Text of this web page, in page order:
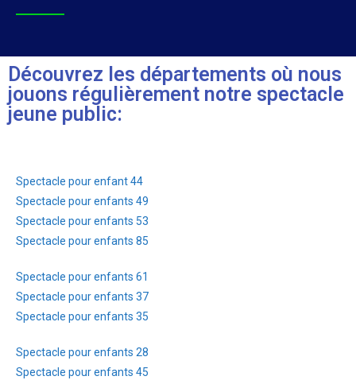
Découvrez les départements où nous
jouons régulièrement notre spectacle
jeune public:
Spectacle pour enfant 44
Spectacle pour enfants 49
Spectacle pour enfants 53
Spectacle pour enfants 85
Spectacle pour enfants 61
Spectacle pour enfants 37
Spectacle pour enfants 35
Spectacle pour enfants 28
Spectacle pour enfants 45